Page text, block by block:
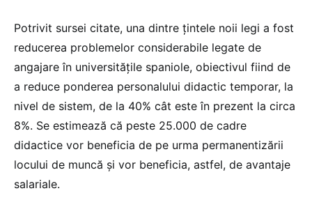
Potrivit sursei citate, una dintre țintele noii legi a fost
reducerea problemelor considerabile legate de
angajare în universitățile spaniole, obiectivul fiind de
a reduce ponderea personalului didactic temporar, la
nivel de sistem, de la 40% cât este în prezent la circa
8%. Se estimează că peste 25.000 de cadre
didactice vor beneficia de pe urma permanentizării
locului de muncă și vor beneficia, astfel, de avantaje
salariale.